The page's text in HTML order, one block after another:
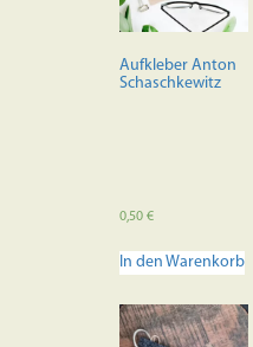
Aufkleber Anton
Schaschkewitz
0,50 €
In den Warenkorb